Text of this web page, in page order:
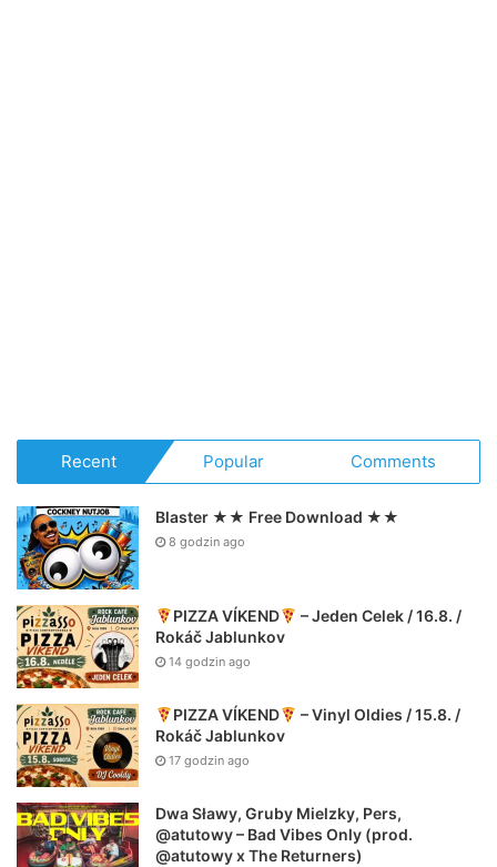
Recent Popular Comments
Blaster ★★ Free Download ★★
8 godzin ago
PIZZA VÍKEND
– Jeden Celek / 16.8. /
Rokáč Jablunkov
14 godzin ago
PIZZA VÍKEND
– Vinyl Oldies / 15.8. /
Rokáč Jablunkov
17 godzin ago
Dwa Sławy, Gruby Mielzky, Pers,
@atutowy – Bad Vibes Only (prod.
@atutowy x The Returners)